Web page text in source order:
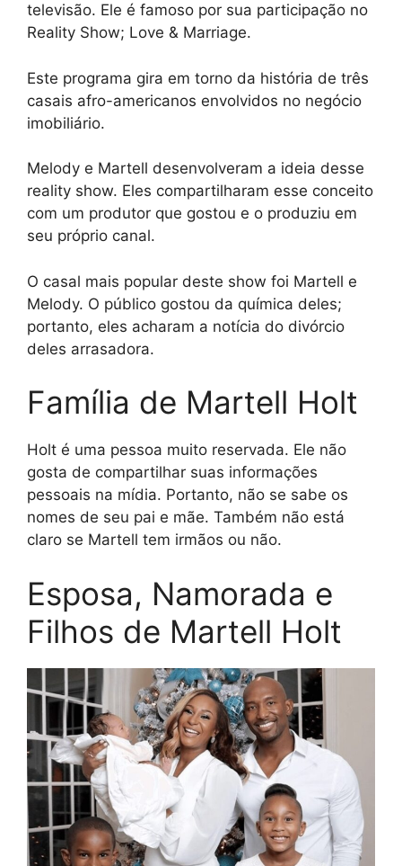
televisão. Ele é famoso por sua participação no
Reality Show; Love & Marriage.
Este programa gira em torno da história de três
casais afro-americanos envolvidos no negócio
imobiliário.
Melody e Martell desenvolveram a ideia desse
reality show. Eles compartilharam esse conceito
com um produtor que gostou e o produziu em
seu próprio canal.
O casal mais popular deste show foi Martell e
Melody. O público gostou da química deles;
portanto, eles acharam a notícia do divórcio
deles arrasadora.
Família de Martell Holt
Holt é uma pessoa muito reservada. Ele não
gosta de compartilhar suas informações
pessoais na mídia. Portanto, não se sabe os
nomes de seu pai e mãe. Também não está
claro se Martell tem irmãos ou não.
Esposa, Namorada e
Filhos de Martell Holt